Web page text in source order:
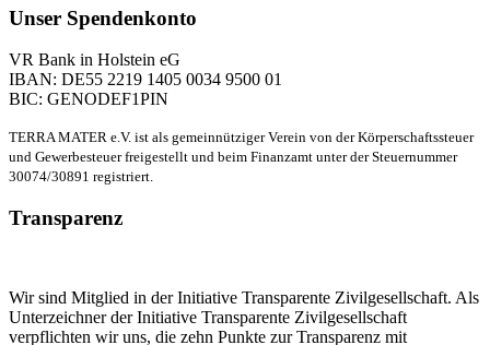
Unser Spendenkonto
VR Bank in Holstein eG
IBAN: DE55 2219 1405 0034 9500 01
BIC: GENODEF1PIN
TERRA MATER e.V. ist als gemeinnütziger Verein von der Körperschaftssteuer
und Gewerbesteuer freigestellt und beim Finanzamt unter der Steuernummer
30074/30891 registriert.
Transparenz
Wir sind Mitglied in der Initiative Transparente Zivilgesellschaft. Als
Unterzeichner der Initiative Transparente Zivilgesellschaft
verpflichten wir uns, die zehn Punkte zur Transparenz mit